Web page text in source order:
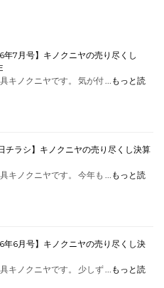
年7月号】キノクニヤの売り尽くし
キノクニヤです。 気が付 … もっと読
チラシ】キノクニヤの売り尽くし決算
キノクニヤです。 今年も … もっと読
年6月号】キノクニヤの売り尽くし決
キノクニヤです。 少しず … もっと読